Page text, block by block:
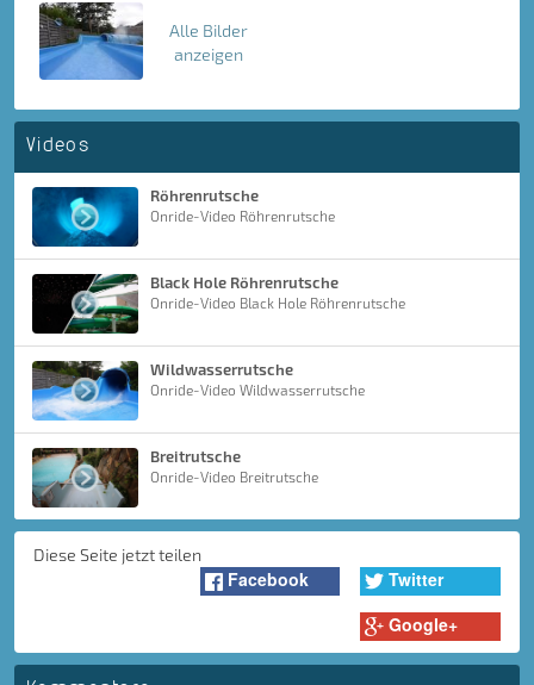
Alle Bilder
anzeigen
Videos
Röhrenrutsche
Onride-Video Röhrenrutsche
Black Hole Röhrenrutsche
Onride-Video Black Hole Röhrenrutsche
Wildwasserrutsche
Onride-Video Wildwasserrutsche
Breitrutsche
Onride-Video Breitrutsche
Diese Seite jetzt teilen
Facebook
Twitter
Google+